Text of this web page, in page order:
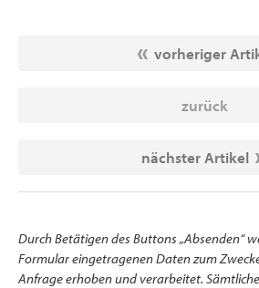
vorheriger
zurück
nächster Artikel
Durch Betätigen des Buttons „Absenden“
Formular eingetragenen Daten zum
Anfrage erhoben und verarbeitet.